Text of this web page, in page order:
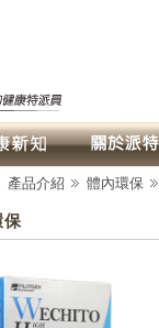
產品介紹 體內環保
保